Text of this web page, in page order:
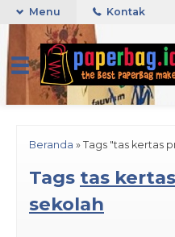
Menu Kontak
Beranda » Tags "tas kertas
Tags tas
sekolah